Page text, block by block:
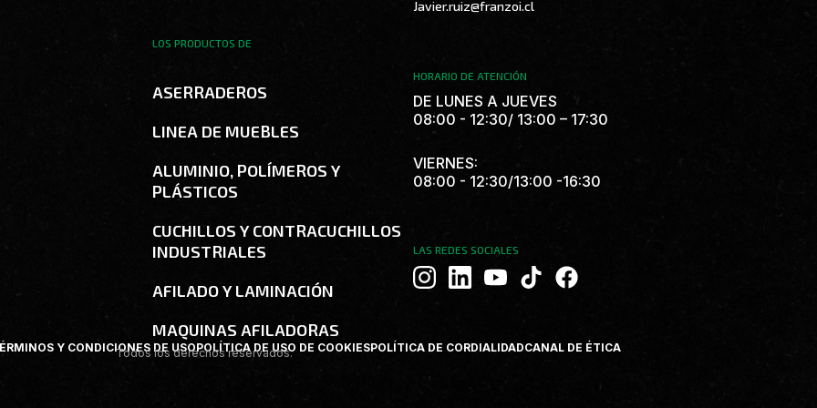
LOS PRODUCTOS DE
ASERRADEROS
LINEA DE MUEBLES
ALUMINIO, POLÍMEROS Y
PLÁSTICOS
CUCHILLOS Y CONTRACUCHILLOS
INDUSTRIALES
AFILADO Y LAMINACIÓN
MAQUINAS AFILADORAS
Javier.ruiz@franzoi.cl
HORARIO DE ATENCIÓN
DE LUNES A JUEVES
08:00 - 12:30/ 13:00 – 17:30
VIERNES:
08:00 - 12:30/13:00 -16:30
LAS REDES SOCIALES
T
t
F
e
Y CONDICIONES DE USOPOLÍTICA DE USO DE COOKIESPOLÍTICA DE CORDIALIDADCANAL DE ÉTICA
Todos los derechos reservados.